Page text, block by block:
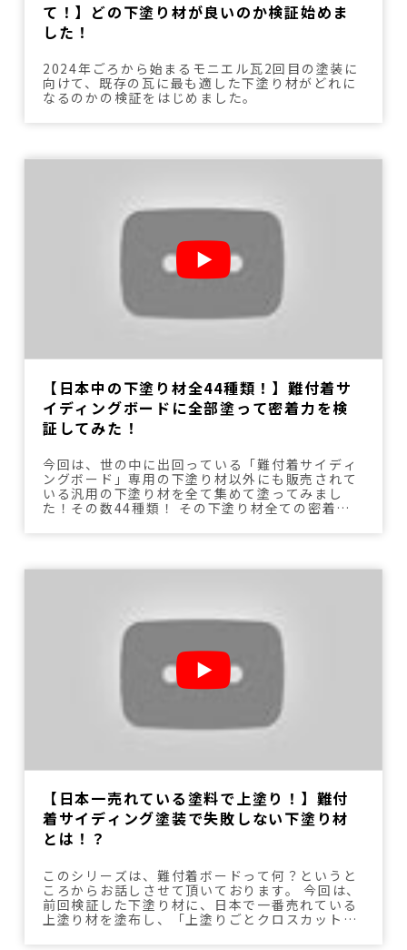
て！】どの下塗り材が良いのか検証始めま
した！
2024年ごろから始まるモニエル瓦2回目の塗装に
向けて、既存の瓦に最も適した下塗り材がどれに
なるのかの検証をはじめました。
【日本中の下塗り材全44種類！】難付着サ
イディングボードに全部塗って密着力を検
証してみた！
今回は、世の中に出回っている「難付着サイディ
ングボード」専用の下塗り材以外にも販売されて
いる汎用の下塗り材を全て集めて塗ってみまし
た！その数44種類！ その下塗り材全ての密着力
【日本一売れている塗料で上塗り！】難付
着サイディング塗装で失敗しない下塗り材
とは！？
このシリーズは、難付着ボードって何？というと
ころからお話しさせて頂いております。 今回は、
前回検証した下塗り材に、日本で一番売れている
上塗り材を塗布し、「上塗りごとクロスカットを